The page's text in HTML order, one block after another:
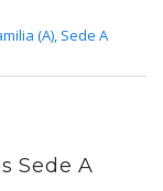
(A), Sede A
Sede A